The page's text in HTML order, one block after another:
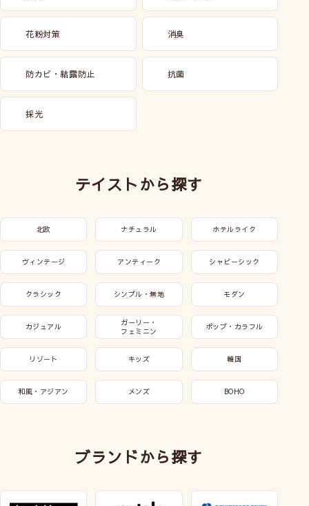
花粉対策 消臭
防カビ・結露防止 抗菌
採光
テイストから探す
北欧 ナチュラル ホテルライク
ヴィンテージ アンティーク シャビーシック
クラシック シンプル・無地 モダン
カジュアル
ガーリー・
フェミニン
ポップ・カラフル
リゾート キッズ 韓国
和風・アジアン メンズ BOHO
ブランドから探す